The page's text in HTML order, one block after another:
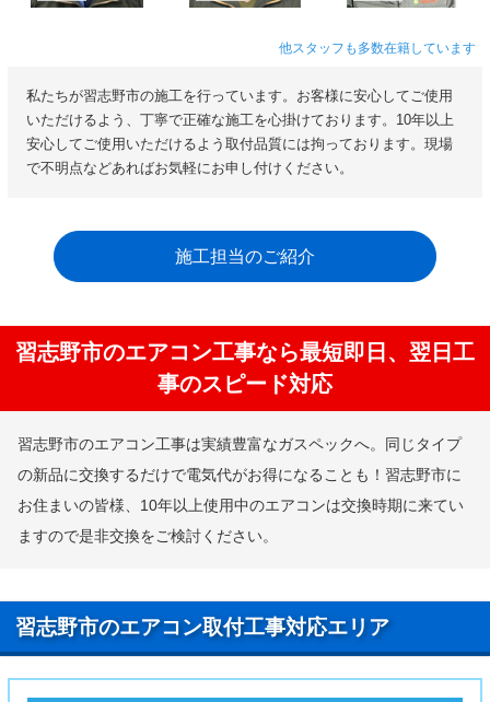
他スタッフも多数在籍しています
私たちが習志野市の施工を行っています。お客様に安心してご使用
いただけるよう、丁寧で正確な施工を心掛けております。10年以上
安心してご使用いただけるよう取付品質には拘っております。現場
で不明点などあればお気軽にお申し付けください。
施工担当のご紹介
習志野市のエアコン工事なら最短即日、翌日工
事のスピード対応
習志野市のエアコン工事は実績豊富なガスペックへ。同じタイプ
の新品に交換するだけで電気代がお得になることも！習志野市に
お住まいの皆様、10年以上使用中のエアコンは交換時期に来てい
ますので是非交換をご検討ください。
習志野市のエアコン取付工事対応エリア